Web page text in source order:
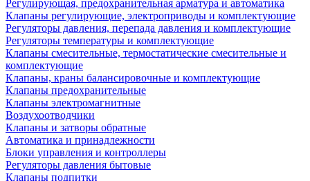
Регулирующая, предохранительная арматура и автоматика
Клапаны регулирующие, электроприводы и комплектующие
Регуляторы давления, перепада давления и комплектующие
Регуляторы температуры и комплектующие
Клапаны смесительные, термостатические смесительные и
комплектующие
Клапаны, краны балансировочные и комплектующие
Клапаны предохранительные
Клапаны электромагнитные
Воздухоотводчики
Клапаны и затворы обратные
Автоматика и принадлежности
Блоки управления и контроллеры
Регуляторы давления бытовые
Клапаны подпитки